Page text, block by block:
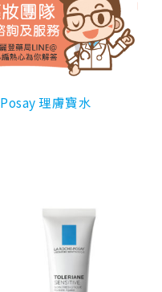
理膚寶水
原
始
價
格：
NT$ 890。